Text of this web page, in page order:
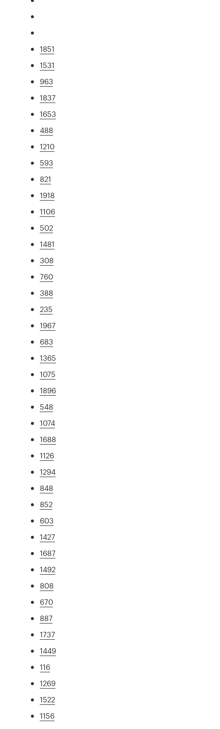
1851
1531
963
1837
1653
488
1210
593
821
1918
1106
502
1481
308
760
388
235
1967
683
1365
1075
1896
548
1074
1688
1126
1294
848
852
603
1427
1687
1492
808
670
887
1737
1449
116
1269
1522
1156